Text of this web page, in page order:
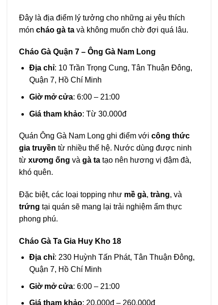
Đây là địa điểm lý tưởng cho những ai yêu thích
món cháo gà ta và không muốn chờ đợi quá lâu.
Cháo Gà Quận 7 – Ông Gà Nam Long
Địa chỉ: 10 Trần Trọng Cung, Tân Thuận Đông,
Quận 7, Hồ Chí Minh
Giờ mở cửa: 6:00 – 21:00
Giá tham khảo: Từ 30.000đ
Quán Ông Gà Nam Long ghi điểm với công thức
gia truyền từ nhiều thế hệ. Nước dùng được ninh
từ xương ống và gà ta tạo nên hương vị đậm đà,
khó quên.
Đặc biệt, các loại topping như mề gà, tràng, và
trứng tại quán sẽ mang lại trải nghiệm ẩm thực
phong phú.
Cháo Gà Ta Gia Huy Kho 18
Địa chỉ: 230 Huỳnh Tấn Phát, Tân Thuận Đông,
Quận 7, Hồ Chí Minh
Giờ mở cửa: 6:00 – 21:00
Giá tham khảo: 20.000đ – 260.000đ